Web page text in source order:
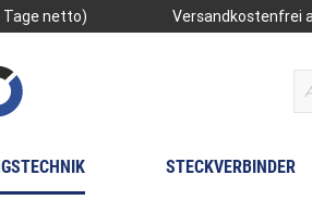
Tage netto) Versandkostenfrei
STECKVERBINDER